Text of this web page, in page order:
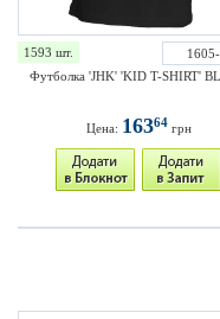
1593 шт.
Футболка 'JHK' 'KID T-SHIRT'
Цена: 16364грн